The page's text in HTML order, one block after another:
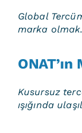
Global
marka olmak.
Kusursuz
ışığında